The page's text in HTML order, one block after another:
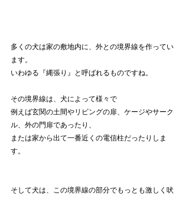
多くの犬は家の敷地内に、外との境界線を作ってい
ます。
いわゆる『縄張り』と呼ばれるものですね。
その境界線は、犬によって様々で
例えば玄関の土間やリビングの扉、ケージやサーク
ル、外の門扉であったり、
または家から出て一番近くの電信柱だったりしま
す。
そして犬は、この境界線の部分でもっとも激しく吠